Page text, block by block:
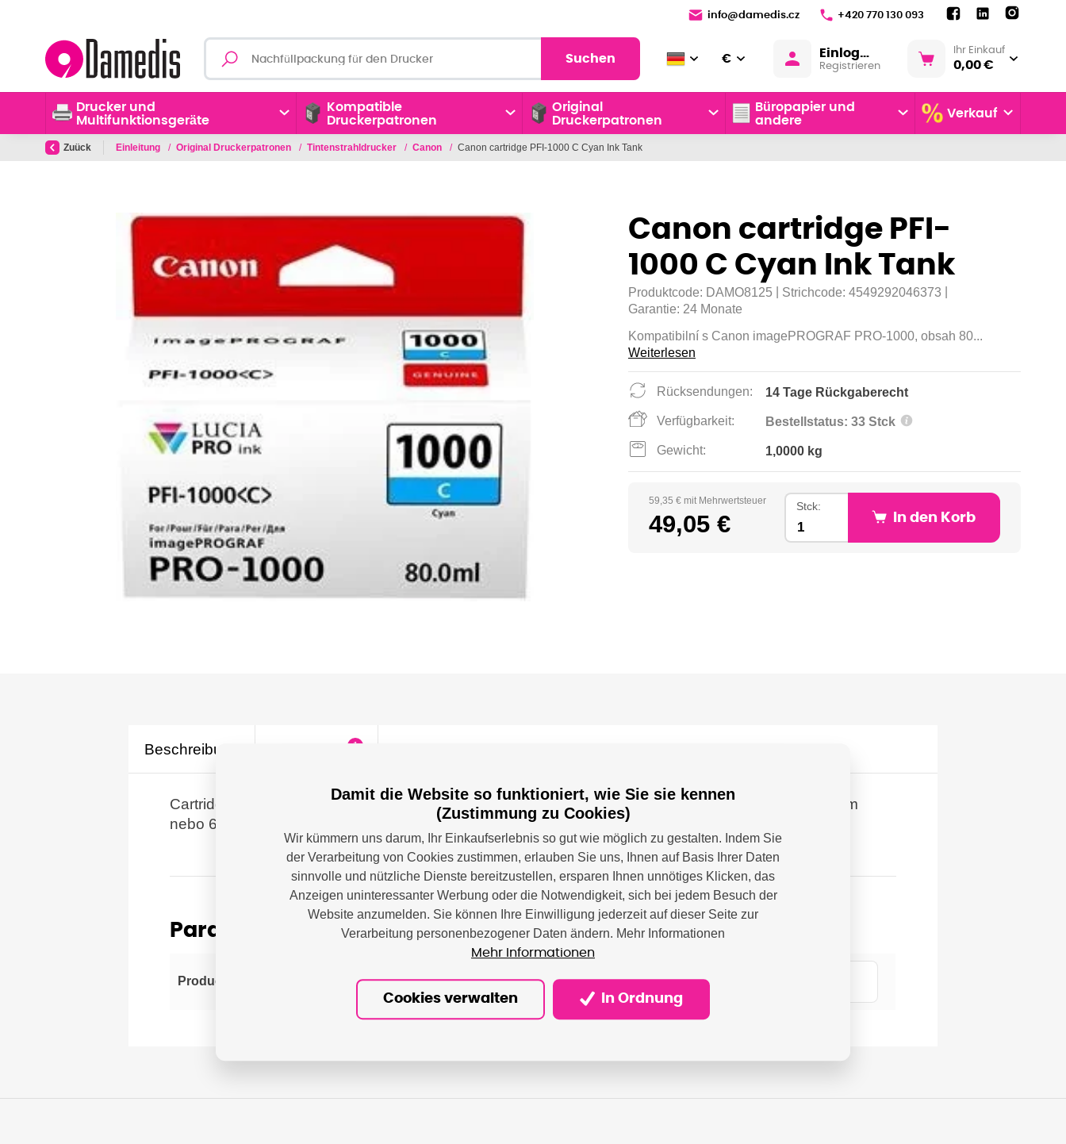
info@damedis.cz +420 770 130 093
Suchen € Einloggen
Registrieren
Ihr Einkauf
0,00 €
Drucker und
Multifunktionsgeräte
Kompatible
Druckerpatronen
Original
Druckerpatronen
Büropapier und
andere
Verkauf
Zuück Einleitung / Original Druckerpatronen / Tintenstrahldrucker / Canon / Canon cartridge PFI-1000 C Cyan Ink Tank
Canon cartridge PFI-
1000 C Cyan Ink Tank
Produktcode: DAMO8125 Strichcode: 4549292046373
Garantie: 24 Monate
Kompatibilní s Canon imagePROGRAF PRO-1000, obsah 80...
Weiterlesen
Rücksendungen: 14 Tage Rückgaberecht
Verfügbarkeit: Bestellstatus: 33 Stck
Gewicht: 1,0000 kg
59,35 € mit Mehrwertsteuer
49,05 €
Stck:
In den Korb
Beschreibung 1
Cartridge azurová, pro Canon imagePROGRAF PRO-1000, až 5025 stran fotografií formátu 10x15cm
nebo 675 fotografií formátu A2, 80ml
Parameter
Producer
impressum@canon.de
Damit die Website so funktioniert, wie Sie sie kennen
(Zustimmung zu Cookies)
Wir kümmern uns darum, Ihr Einkaufserlebnis so gut wie möglich zu gestalten. Indem Sie
der Verarbeitung von Cookies zustimmen, erlauben Sie uns, Ihnen auf Basis Ihrer Daten
sinnvolle und nützliche Dienste bereitzustellen, ersparen Ihnen unnötiges Klicken, das
Anzeigen uninteressanter Werbung oder die Notwendigkeit, sich bei jedem Besuch der
Website anzumelden. Sie können Ihre Einwilligung jederzeit auf dieser Seite zur
Verarbeitung personenbezogener Daten ändern. Mehr Informationen
Mehr Informationen
Cookies verwalten In Ordnung